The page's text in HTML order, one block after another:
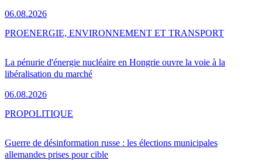
06.08.2026
La pénurie d'énergie nucléaire en Hongrie ouvre la voie à la
libéralisation du marché
06.08.2026
PROENERGIE, ENVIRONNEMENT ET TRANSPORT
Guerre de désinformation russe : les élections municipales
allemandes prises pour cible
PROPOLITIQUE